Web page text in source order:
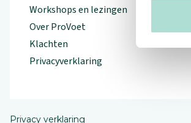
Workshops en lezingen
Over ProVoet
Klachten
Privacyverklaring
Privacy verklaring